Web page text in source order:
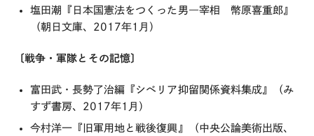
塩田潮『日本国憲法をつくった男―宰相 幣原喜重郎』
（朝日文庫、2017年1月）
〔戦争・軍隊とその記憶〕
富田武・長勢了治編『シベリア抑留関係資料集成』（み
すず書房、2017年1月）
今村洋一『旧軍用地と戦後復興』（中央公論美術出版、